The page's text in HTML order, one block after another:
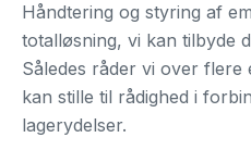
Håndtering og styring af
totalløsning, vi kan tilbyde
Således råder vi over flere
kan stille til rådighed i
lagerydelser.